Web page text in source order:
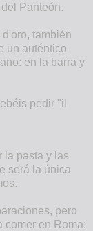
Panteón.
también
un auténtico
en la barra y
pedir "il
la pasta y las
será la única
pero
comer en Roma: